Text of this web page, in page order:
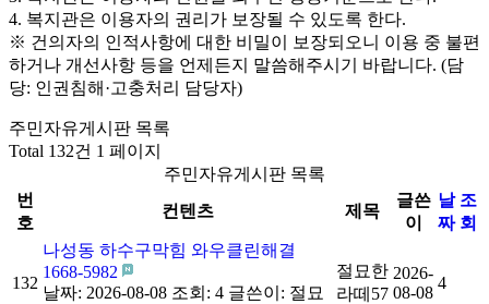
4. 복지관은 이용자의 권리가 보장될 수 있도록 한다.
※ 건의자의 인적사항에 대한 비밀이 보장되오니 이용 중 불편
하거나 개선사항 등을 언제든지 말씀해주시기 바랍니다. (담
당: 인권침해·고충처리 담당자)
주민자유게시판 목록
Total 132건 1 페이지
주민자유게시판 목록
번
호
컨텐츠 제목
글쓴
이
날
짜
조
회
132
나성동 하수구막힘 와우클린해결
1668-5982
날짜: 2026-08-08 조회: 4 글쓴이: 절묘
절묘한
라떼57
2026-
08-08
4